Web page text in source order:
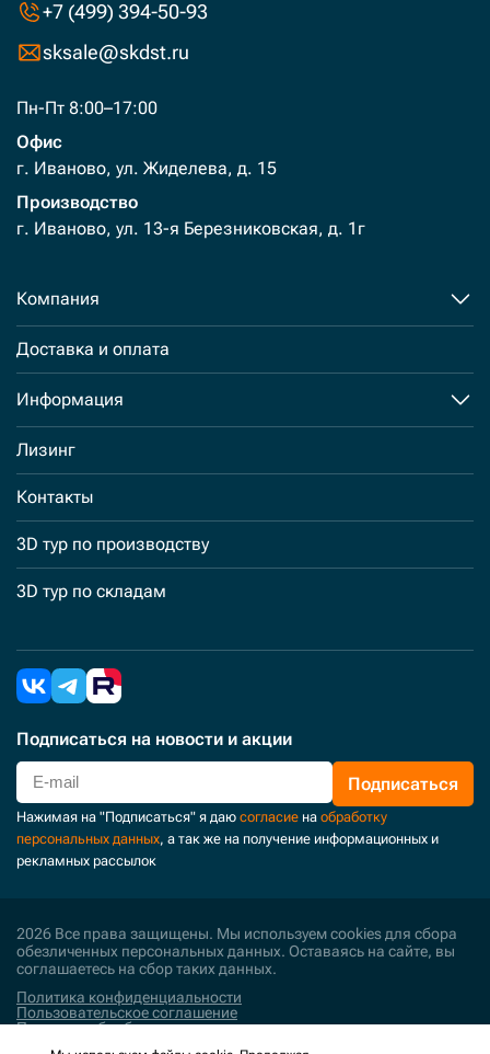
+7 (499) 394-50-93
sksale@skdst.ru
Пн-Пт 8:00–17:00
Офис
г. Иваново, ул. Жиделева, д. 15
Производство
г. Иваново, ул. 13-я Березниковская, д. 1г
Компания
Доставка и оплата
Информация
Лизинг
Контакты
3D тур по производству
3D тур по складам
Подписаться на новости и акции
Подписаться
Нажимая на "Подписаться" я даю согласие на обработку
персональных данных, а так же на получение информационных и
рекламных рассылок
2026 Все права защищены. Мы используем cookies для сбора
обезличенных персональных данных. Оставаясь на сайте, вы
соглашаетесь на сбор таких данных.
Политика конфиденциальности
Пользовательское соглашение
Политика обработки персональных данных